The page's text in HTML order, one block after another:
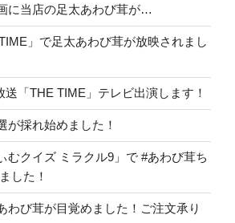
に当店の足太あわび茸が…
」で足太あわび茸が放映されまし
送「THE TIME」テレビ出演します！
が採れ始めました！
むクイズ ミラクル9」で #あわび茸ち
した！
わび茸が目覚めました！ご注文承り